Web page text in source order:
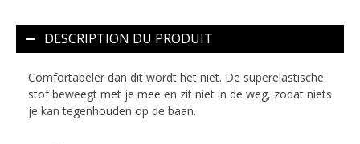
DESCRIPTION DU PRODUIT
Comfortabeler dan dit wordt het niet. De superelastische
stof beweegt met je mee en zit niet in de weg, zodat niets
je kan tegenhouden op de baan.